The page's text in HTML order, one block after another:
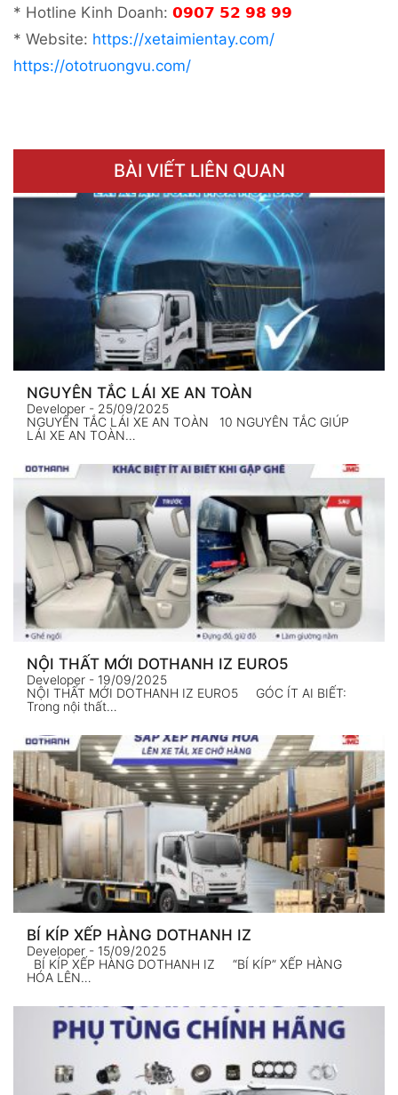
* Hotline Kinh Doanh: 𝟬𝟵𝟬𝟳 𝟱𝟮 𝟵𝟴 𝟵𝟵
* Website: https://xetaimientay.com/
https://ototruongvu.com/
BÀI VIẾT LIÊN QUAN
NGUYÊN TẮC LÁI XE AN TOÀN
Developer - 25/09/2025
NGUYÊN TẮC LÁI XE AN TOÀN 10 NGUYÊN TẮC GIÚP
LÁI XE AN TOÀN…
NỘI THẤT MỚI DOTHANH IZ EURO5
Developer - 19/09/2025
NỘI THẤT MỚI DOTHANH IZ EURO5 GÓC ÍT AI BIẾT:
Trong nội thất…
BÍ KÍP XẾP HÀNG DOTHANH IZ
Developer - 15/09/2025
BÍ KÍP XẾP HÀNG DOTHANH IZ “BÍ KÍP” XẾP HÀNG
HÓA LÊN…